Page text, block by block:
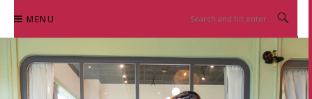
content
MENU